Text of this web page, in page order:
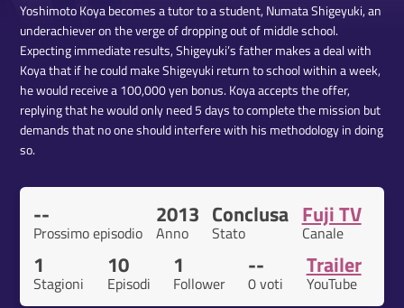
Yoshimoto Koya becomes a tutor to a student, Numata Shigeyuki, an
underachiever on the verge of dropping out of middle school.
Expecting immediate results, Shigeyuki’s father makes a deal with
Koya that if he could make Shigeyuki return to school within a week,
he would receive a 100,000 yen bonus. Koya accepts the offer,
replying that he would only need 5 days to complete the mission but
demands that no one should interfere with his methodology in doing
so.
--
Prossimo episodio
2013
Anno
Conclusa
Stato
Fuji TV
Canale
1
Stagioni
10
Episodi
1
Follower
--
0 voti
Trailer
YouTube